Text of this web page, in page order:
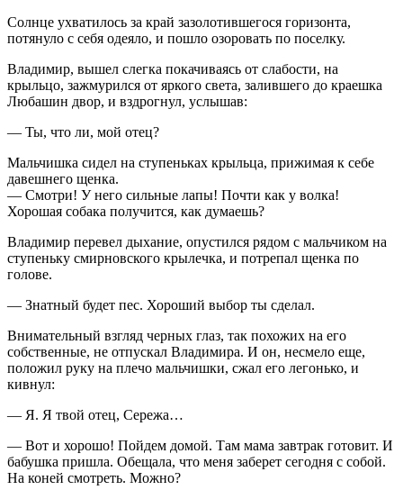
Солнце ухватилось за край зазолотившегося горизонта,
потянуло с себя одеяло, и пошло озоровать по поселку.
Владимир, вышел слегка покачиваясь от слабости, на
крыльцо, зажмурился от яркого света, залившего до краешка
Любашин двор, и вздрогнул, услышав:
— Ты, что ли, мой отец?
Мальчишка сидел на ступеньках крыльца, прижимая к себе
давешнего щенка.
— Смотри! У него сильные лапы! Почти как у волка!
Хорошая собака получится, как думаешь?
Владимир перевел дыхание, опустился рядом с мальчиком на
ступеньку смирновского крылечка, и потрепал щенка по
голове.
— Знатный будет пес. Хороший выбор ты сделал.
Внимательный взгляд черных глаз, так похожих на его
собственные, не отпускал Владимира. И он, несмело еще,
положил руку на плечо мальчишки, сжал его легонько, и
кивнул:
— Я. Я твой отец, Сережа…
— Вот и хорошо! Пойдем домой. Там мама завтрак готовит. И
бабушка пришла. Обещала, что меня заберет сегодня с собой.
На коней смотреть. Можно?